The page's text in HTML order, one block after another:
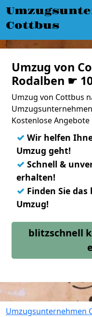
Cottbus
Umzug von
Rodalben ☛
Umzug von Cottbus
Kostenlose Angebote
✓ Wir helfen
Umzug geht!
✓ Schnell &
erhalten!
✓ Finden Sie
Umzug!
blitzschnell
Umzugsunternehmen